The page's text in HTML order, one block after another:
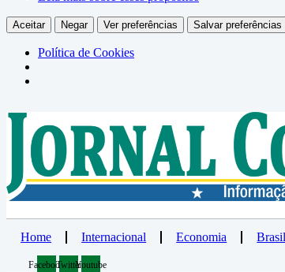
Aceitar Negar Ver preferências Salvar preferências
Política de Cookies
Home Internacional Economia Brasil
FacebookTwitterYoutube